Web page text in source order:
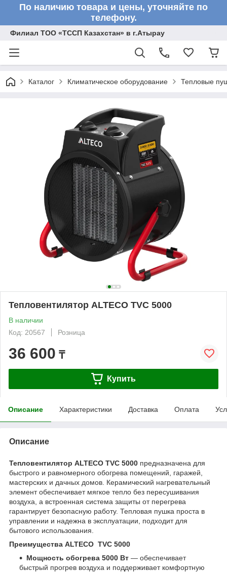
По наличию товара и цены, уточняйте по
телефону.
Филиал ТОО «ТССП Казахстан» в г.Атырау
Каталог Климатическое оборудование Тепловые
Тепловентилятор ALTECO TVС 5000
В наличии
Код: 20567
Розница
36 600 ₸
Купить
Описание Характеристики Доставка Оплата
Описание
Тепловентилятор ALTECO TVC 5000 предназначена для
быстрого и равномерного обогрева помещений, гаражей,
мастерских и дачных домов. Керамический нагревательный
элемент обеспечивает мягкое тепло без пересушивания
воздуха, а встроенная система защиты от перегрева
гарантирует безопасную работу. Тепловая пушка проста в
управлении и надежна в эксплуатации, подходит для
бытового использования.
Преимущества ALTECO TVC 5000
Мощность обогрева 5000 Вт — обеспечивает
быстрый прогрев воздуха и поддерживает комфортную